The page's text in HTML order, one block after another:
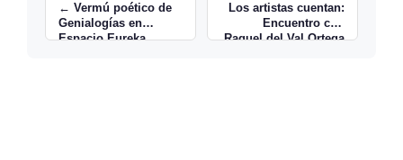
← Vermú poético de
Genialogías en
Espacio Eureka
Los artistas cuentan:
Encuentro con
Raquel del Val Ortega